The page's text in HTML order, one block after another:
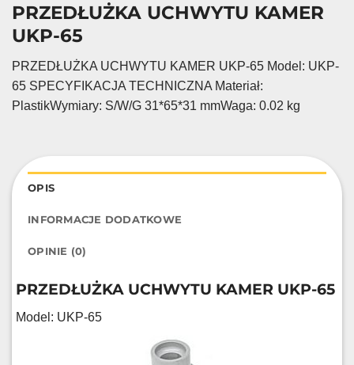
PRZEDŁUŻKA UCHWYTU KAMER
UKP-65
PRZEDŁUŻKA UCHWYTU KAMER UKP-65 Model: UKP-
65 SPECYFIKACJA TECHNICZNA Materiał:
PlastikWymiary: S/W/G 31*65*31 mmWaga: 0.02 kg
OPIS
INFORMACJE DODATKOWE
OPINIE (0)
PRZEDŁUŻKA UCHWYTU KAMER UKP-65
Model: UKP-65